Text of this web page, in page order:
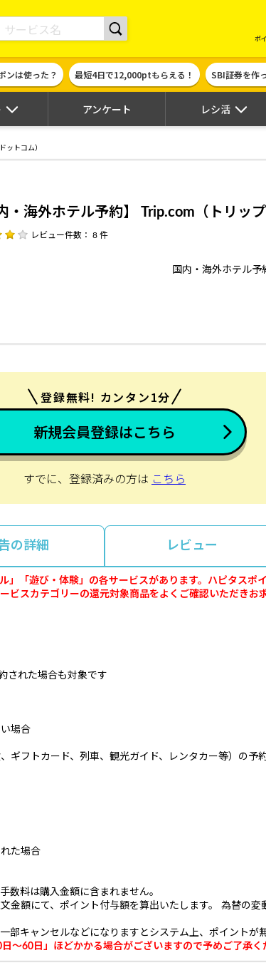
に交換できるポイントサイト | ハピタス
ポ
ンは使った？ 最短4日で12,000ptもらえる！ SBI証券を作
アンケート レシ活
ットコム）
・海外ホテル予約】 Trip.com（トリッ
レビュー件数： 8 件
国内・海外ホテル予
登録無料! カンタン1分
新規会員登録はこちら
すでに、登録済みの方は こちら
の詳細 レビュー
」「遊び・体験」の各サービスがあります。ハピタスポ
ビスカテゴリーの還元対象商品をよくご確認いただきお
された場合も対象です
場合
ギフトカード、列車、観光ガイド、レンタカー等）の予
た場合
数料は購入金額に含まれません。
金額にて、ポイント付与額を算出いたします。 為替の
部キャンセルなどになりますとシステム上、ポイントが
～60日」ほどかかる場合がございますので予めご了承